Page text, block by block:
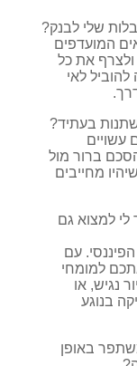
שלי לבנק?
המועדפים
ולצרף את כל
לאי
בעתיד?
עשויים
ברור מול
מחייבים
לי למצוא גם
עם
למומחי
נגיש, או
בנוגע
באופן